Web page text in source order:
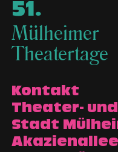
51.
Mülheimer
Theatertage
Kontakt
Theater-
Stadt
Akazienallee